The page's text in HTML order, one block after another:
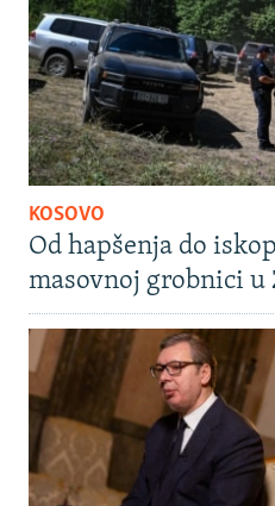
KOSOVO
Od hapšenja do
masovnoj grobnici u